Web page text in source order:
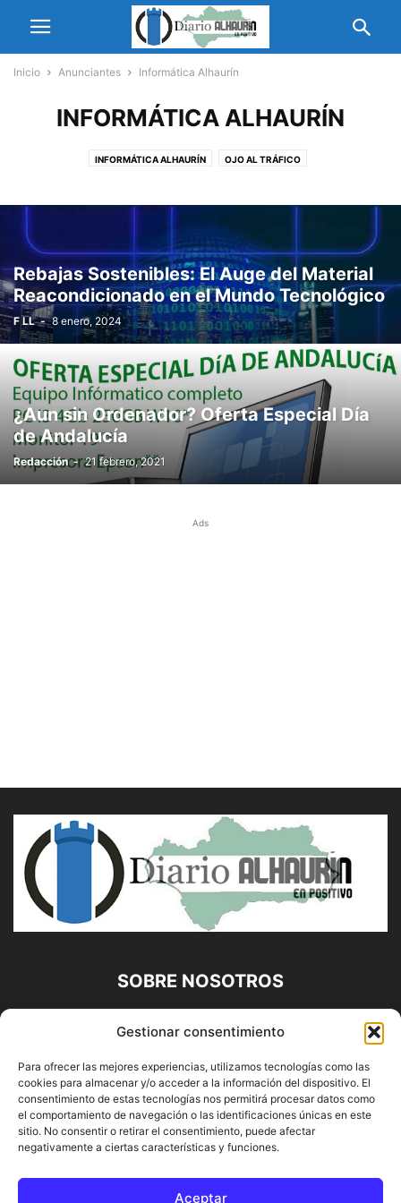
Gestionar consentimiento
Para ofrecer las mejores experiencias, utilizamos tecnologías como las
cookies para almacenar y/o acceder a la información del dispositivo. El
consentimiento de estas tecnologías nos permitirá procesar datos como
el comportamiento de navegación o las identificaciones únicas en este
sitio. No consentir o retirar el consentimiento, puede afectar
negativamente a ciertas características y funciones.
Aceptar
Inicio Anunciantes Informática Alhaurín
INFORMÁTICA ALHAURÍN
INFORMÁTICA ALHAURÍN OJO AL TRÁFICO
Rebajas Sostenibles: El Auge del Material
Reacondicionado en el Mundo Tecnológico
F LL - 8 enero, 2024
¿Aun sin Ordenador? Oferta Especial Día
de Andalucía
Redacción - 21 febrero, 2021
Ads
SOBRE NOSOTROS
Diario Alhaurín (www.alhaurindelatorre.com) Propiedad de
Francisco E. López López | 639 95 71 95 | Noticias de
Alhaurín de la Torre, Málaga y Provincia|
Contáctanos:info@alhaurindelatorre.com
SÍGUENOS